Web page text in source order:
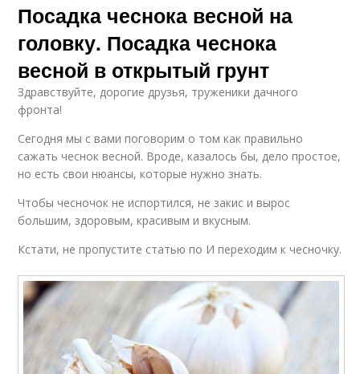
Посадка чеснока весной на
головку. Посадка чеснока
весной в открытый грунт
Здравствуйте, дорогие друзья, труженики дачного
фронта! ‍
Сегодня мы с вами поговорим о том как правильно
сажать чеснок весной. Вроде, казалось бы, дело простое,
но есть свои нюансы, которые нужно знать.
Чтобы чесночок не испортился, не закис и вырос
большим, здоровым, красивым и вкусным.
Кстати, не пропустите статью по И переходим к чесночку.